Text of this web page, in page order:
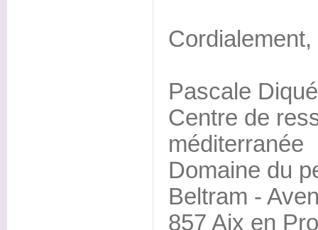
Cordialement,
Pascale
Centre de
méditerranée
Domaine du
Beltram -
857 Aix en